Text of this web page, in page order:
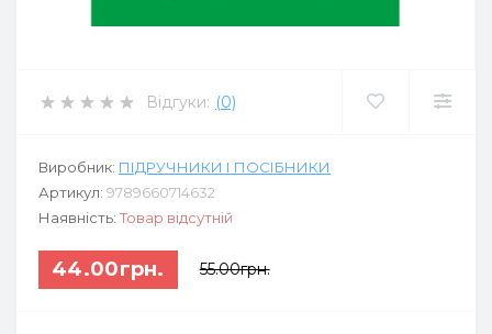
Відгуки: (0)
Виробник: ПІДРУЧНИКИ І ПОСІБНИКИ
Артикул: 9789660714632
Наявність: Товар відсутній
44.00грн. 55.00грн.